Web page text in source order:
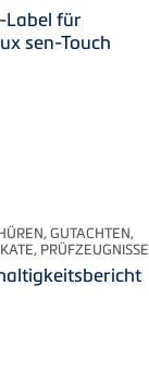
Label für
sen-Touch
GUTACHTEN,
PRÜFZEUGNISSE